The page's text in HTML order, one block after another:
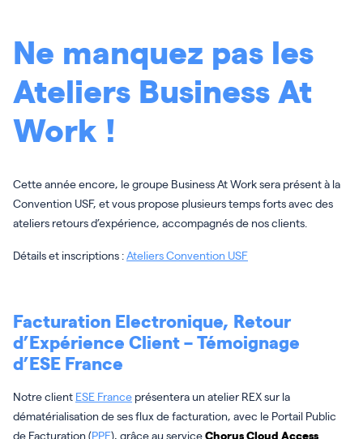
Ne manquez pas les
Ateliers Business At
Work !
Cette année encore, le groupe Business At Work sera présent à la
Convention USF, et vous propose plusieurs temps forts avec des
ateliers retours d’expérience, accompagnés de nos clients.
Détails et inscriptions :Ateliers Convention USF
Facturation Electronique, Retour
d’Expérience Client – Témoignage
d’ESE France
Notre client ESE France présentera un atelier REX sur la
dématérialisation de ses flux de facturation, avec le Portail Public
de Facturation (PPF), grâce au serviceChorus Cloud Access